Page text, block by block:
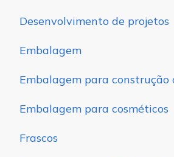
Desenvolvimento de projetos
Embalagem
Embalagem para construção
Embalagem para cosméticos
Frascos